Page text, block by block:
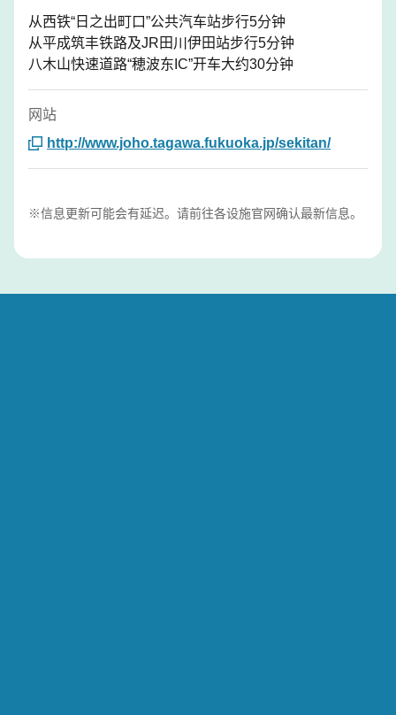
从西铁“日之出町口”公共汽车站步行5分钟
从平成筑丰铁路及JR田川伊田站步行5分钟
八木山快速道路“穂波东IC”开车大约30分钟
网站
http://www.joho.tagawa.fukuoka.jp/sekitan/
※信息更新可能会有延迟。请前往各设施官网确认最新信息。